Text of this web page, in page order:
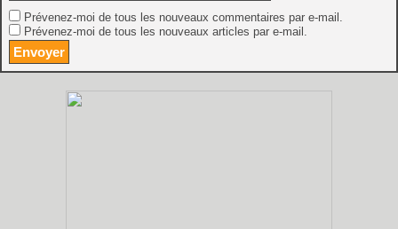
Prévenez-moi de tous les nouveaux commentaires par e-mail.
Prévenez-moi de tous les nouveaux articles par e-mail.